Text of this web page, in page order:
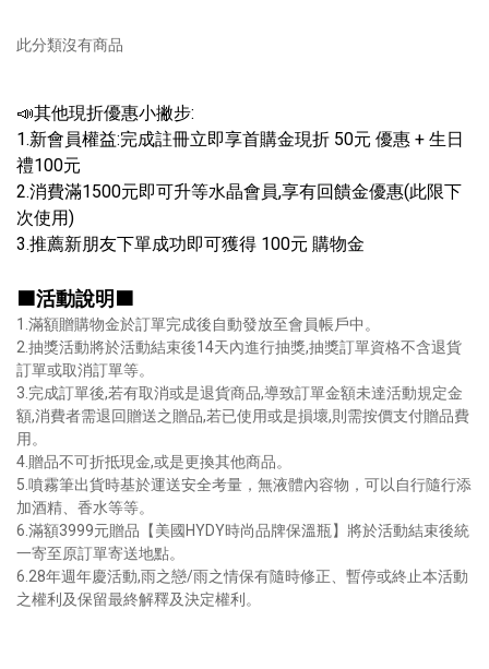
此分類沒有商品
📣其他現折優惠小撇步:
1.新會員權益:完成註冊立即享首購金現折 50元 優惠 + 生日
禮100元
2.消費滿1500元即可升等水晶會員,享有回饋金優惠(此限下
次使用)
3.推薦新朋友下單成功即可獲得 100元 購物金
🟧活動說明🟧
1.滿額贈購物金於訂單完成後自動發放至會員帳戶中。
2.抽獎活動將於活動結束後14天內進行抽獎,抽獎訂單資格不含退貨
訂單或取消訂單等。
3.完成訂單後,若有取消或是退貨商品,導致訂單金額未達活動規定金
額,消費者需退回贈送之贈品,若已使用或是損壞,則需按價支付贈品費
用。
4.贈品不可折抵現金,或是更換其他商品。
5.噴霧筆出貨時基於運送安全考量，無液體內容物，可以自行隨行添
加酒精、香水等等。
6.滿額3999元贈品【美國HYDY時尚品牌保溫瓶】將於活動結束後統
一寄至原訂單寄送地點。
6.28年週年慶活動,雨之戀/雨之情保有隨時修正、暫停或終止本活動
之權利及保留最終解釋及決定權利。